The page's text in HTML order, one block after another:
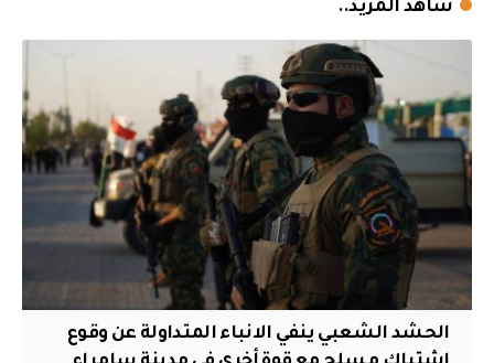
شاهد المزيد..
الحشد الشعبي ينفي الانباء المتداولة عن وقوع